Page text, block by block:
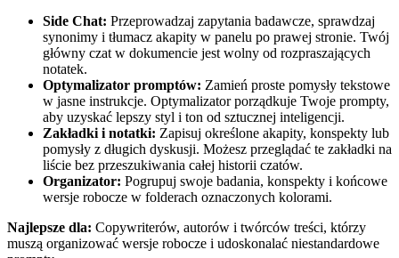
Side Chat: Przeprowadzaj zapytania badawcze, sprawdzaj
synonimy i tłumacz akapity w panelu po prawej stronie. Twój
główny czat w dokumencie jest wolny od rozpraszających
notatek.
Optymalizator promptów: Zamień proste pomysły tekstowe
w jasne instrukcje. Optymalizator porządkuje Twoje prompty,
aby uzyskać lepszy styl i ton od sztucznej inteligencji.
Zakładki i notatki: Zapisuj określone akapity, konspekty lub
pomysły z długich dyskusji. Możesz przeglądać te zakładki na
liście bez przeszukiwania całej historii czatów.
Organizator: Pogrupuj swoje badania, konspekty i końcowe
wersje robocze w folderach oznaczonych kolorami.
Najlepsze dla: Copywriterów, autorów i twórców treści, którzy
muszą organizować wersje robocze i udoskonalać niestandardowe